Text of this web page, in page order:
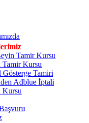
Tamir Kursu
Tamir Kursu
Tamiri
Adblue İptali
Kursu